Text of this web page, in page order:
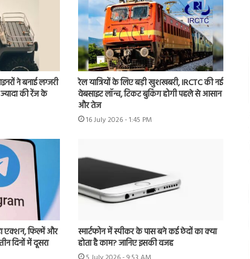
ने बनाई लग्जरी
की रेंज के
रेल यात्रियों के लिए बड़ी खुशखबरी, IRCTC की नई
वेबसाइट लॉन्च, टिकट बुकिंग होगी पहले से आसान
और तेज
16 July 2026 - 1:45 PM
एक्शन, फिल्में और
दिनों में दूसरा
स्मार्टफोन में स्पीकर के पास बने कई छेदों का क्या
होता है काम? जानिए इसकी वजह